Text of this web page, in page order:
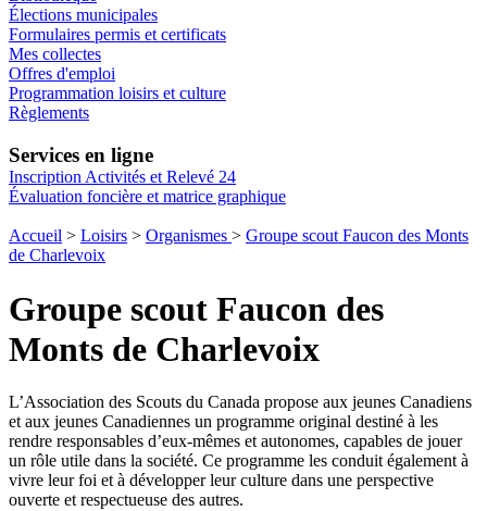
Élections municipales
Formulaires permis et certificats
Mes collectes
Offres d'emploi
Programmation loisirs et culture
Règlements
Services en ligne
Inscription Activités et Relevé 24
Évaluation foncière et matrice graphique
Accueil > Loisirs > Organismes > Groupe scout Faucon des Monts
de Charlevoix
Groupe scout Faucon des
Monts de Charlevoix
L’Association des Scouts du Canada propose aux jeunes Canadiens
et aux jeunes Canadiennes un programme original destiné à les
rendre responsables d’eux-mêmes et autonomes, capables de jouer
un rôle utile dans la société. Ce programme les conduit également à
vivre leur foi et à développer leur culture dans une perspective
ouverte et respectueuse des autres.